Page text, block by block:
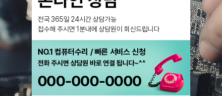
전국 365일 24시간 상담가능
접수해 주시면 1분내에 상담원이 회신드립니다
NO.1 컴퓨터수리 / 빠른 서비스 신청
전화 주시면 상담원 바로 연결 됩니다~^^
000-000-0000